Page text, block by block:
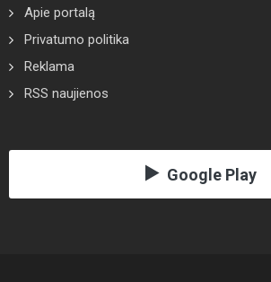
Apie portalą
Privatumo politika
Reklama
RSS naujienos
Google Play